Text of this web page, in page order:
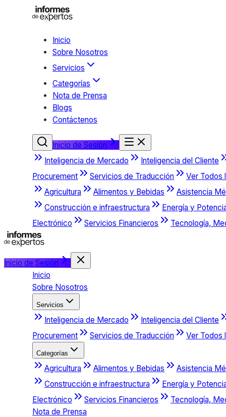
Inicio
Sobre Nosotros
Servicios
Categorías
Nota de Prensa
Blogs
Contáctenos
Inicio de Sesión
Inteligencia de Mercado
Inteligencia del Cliente
Procurement
Servicios de Traducción
Ver Todos
Agricultura
Alimentos y Bebidas Asistencia
Construcción e infraestructura
Energía y
Electrónico
Servicios Financieros Tecnología,
Inicio de Sesión
Inicio
Sobre Nosotros
Servicios
Inteligencia de Mercado Inteligencia del Cliente
Procurement
Servicios de Traducción Ver Todos
Categorías
Agricultura Alimentos y Bebidas Asistencia
Construcción e infraestructura
Energía y
Electrónico
Servicios Financieros Tecnología,
Nota de Prensa